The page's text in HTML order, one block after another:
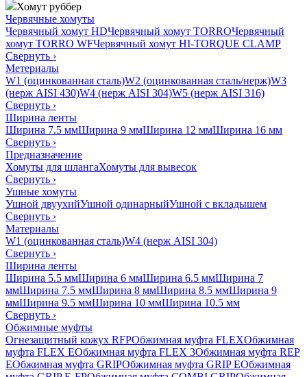
Хомут руббер
Червячные хомуты
Червячный хомут HDЧервячный хомут TORROЧервячный
хомут TORRO WFЧервячный хомут HI-TORQUE CLAMP
Свернуть ›
Метериалы
W1 (оцинкованная сталь)W2 (оцинкованная сталь/нерж)W3
(нерж AISI 430)W4 (нерж AISI 304)W5 (нерж AISI 316)
Свернуть ›
Ширина ленты
Ширина 7.5 ммШирина 9 ммШирина 12 ммШирина 16 мм
Свернуть ›
Предназначение
Хомуты для шлангаХомуты для вывесок
Свернуть ›
Ушные хомуты
Ушной двуухийУшной одинарныйУшной с вкладышем
Свернуть ›
Материалы
W1 (оцинкованная сталь)W4 (нерж AISI 304)
Свернуть ›
Ширина ленты
Ширина 5.5 ммШирина 6 ммШирина 6.5 ммШирина 7
ммШирина 7.5 ммШирина 8 ммШирина 8.5 ммШирина 9
ммШирина 9.5 ммШирина 10 ммШирина 10.5 мм
Свернуть ›
Обжимные муфты
Огнезащитный кожух RFPОбжимная муфта FLEXОбжимная
муфта FLEX EОбжимная муфта FLEX 3Обжимная муфта REP
EОбжимная муфта GRIPОбжимная муфта GRIP EОбжимная